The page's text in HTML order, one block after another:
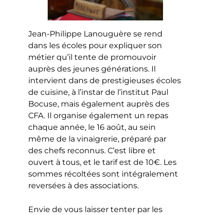
Jean-Philippe Lanouguère se rend
dans les écoles pour expliquer son
métier qu’il tente de promouvoir
auprès des jeunes générations. Il
intervient dans de prestigieuses écoles
de cuisine, à l’instar de l’institut Paul
Bocuse, mais également auprès des
CFA. Il organise également un repas
chaque année, le 16 août, au sein
même de la vinaigrerie, préparé par
des chefs reconnus. C’est libre et
ouvert à tous, et le tarif est de 10€. Les
sommes récoltées sont intégralement
reversées à des associations.
Envie de vous laisser tenter par les